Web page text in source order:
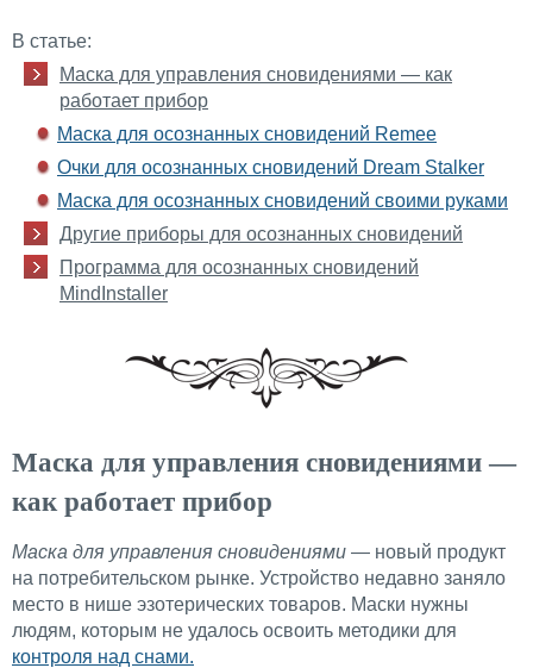
В статье:
Маска для управления сновидениями — как
работает прибор
Маска для осознанных сновидений Remee
Очки для осознанных сновидений Dream Stalker
Маска для осознанных сновидений своими руками
Другие приборы для осознанных сновидений
Программа для осознанных сновидений
MindInstaller
Маска для управления сновидениями —
как работает прибор
Маска для управления сновидениями — новый продукт
на потребительском рынке. Устройство недавно заняло
место в нише эзотерических товаров. Маски нужны
людям, которым не удалось освоить методики для
контроля над снами.